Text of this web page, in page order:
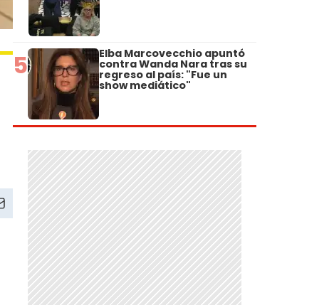
5 Elba Marcovecchio apuntó
contra Wanda Nara tras su
regreso al país: "Fue un
show mediático"